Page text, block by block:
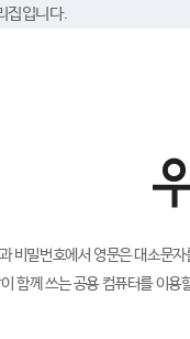
집입니다.
비밀번호에서 영문은 대소문
함께 쓰는 공용 컴퓨터를 이